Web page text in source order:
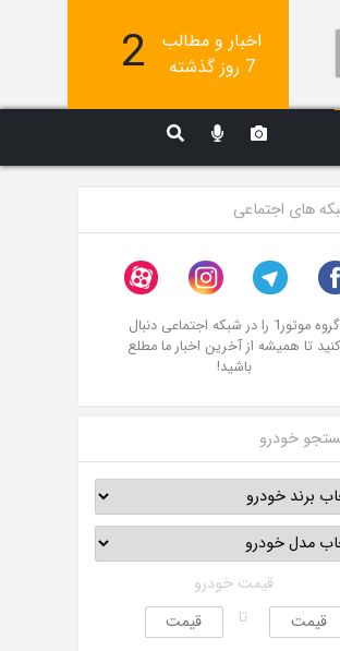
اخبار و مطالب
7 روز گذشته
2
های اجتماعی
گروه موتور1 را در شبکه اجتماعی دنبال
کنید تا همیشه از آخرین اخبار ما مطلع
باشید!
خودرو
قیمت خودرو
تا